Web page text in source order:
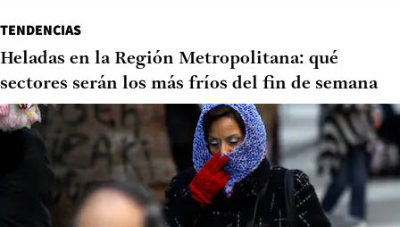
TENDENCIAS
Heladas en la Región Metropolitana: qué
sectores serán los más fríos del fin de semana